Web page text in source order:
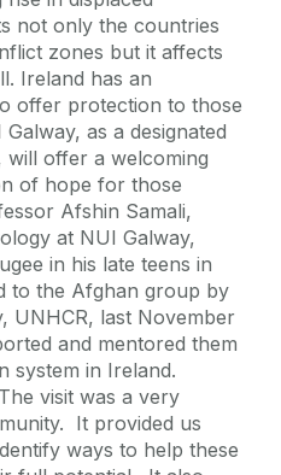
not only the countries
zones but it affects
Ireland has an
offer protection to those
as a designated
offer a welcoming
of hope for those
Afshin Samali,
at NUI Galway,
in his late teens in
to the Afghan group by
UNHCR, last November
and mentored them
system in Ireland.
visit was a very
It provided us
ways to help these